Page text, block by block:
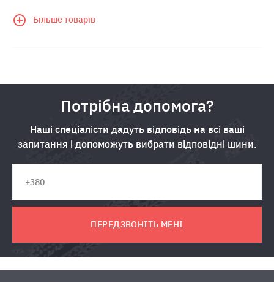
Більше товарів
Потрібна допомога?
Наші спеціалісти дадуть відповідь на всі ваші
запитання і допоможуть вибрати відповідні шини.
ПЕРЕДЗВОНІТЬ МЕНІ